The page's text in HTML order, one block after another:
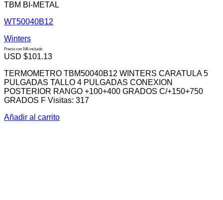
TBM BI-METAL
WT50040B12
Winters
Precio con IVA incluido
USD $101.13
TERMOMETRO TBM50040B12 WINTERS CARATULA 5
PULGADAS TALLO 4 PULGADAS CONEXION
POSTERIOR RANGO +100+400 GRADOS C/+150+750
GRADOS F Visitas: 317
Añadir al carrito